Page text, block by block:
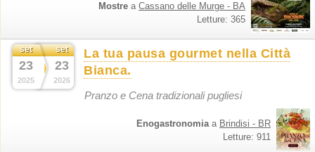
Mostre a Cassano delle Murge - BA
Letture: 365
set
23
2025
set
23
2026
La tua pausa gourmet nella Città
Bianca.
Pranzo e Cena tradizionali pugliesi
Enogastronomiaa Brindisi - BR
Letture: 911